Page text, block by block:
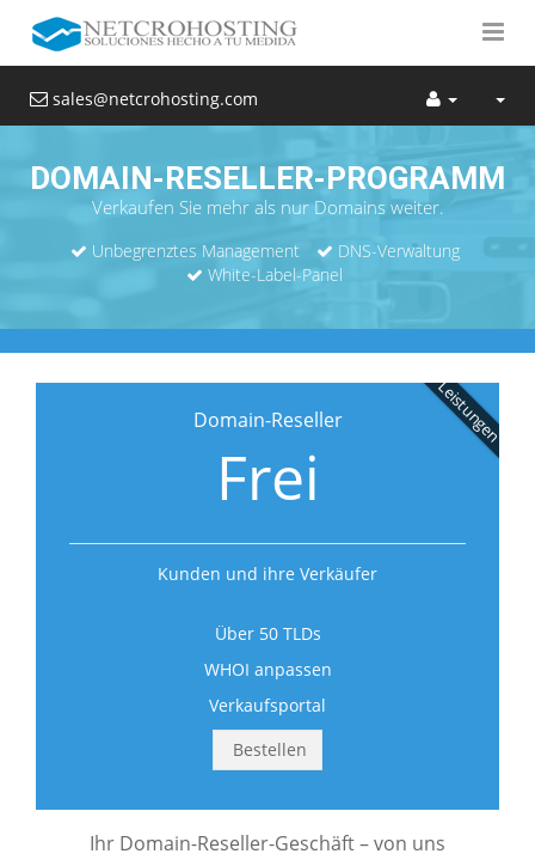
sales@netcrohosting.com
DOMAIN-RESELLER-PROGRAMM
Verkaufen Sie mehr als nur Domains weiter.
Unbegrenztes Management
DNS-Verwaltung
White-Label-Panel
Domain-Reseller
Frei
Kunden und ihre Verkäufer
Über 50 TLDs
WHOI anpassen
Verkaufsportal
Bestellen
Leistungen
Ihr Domain-Reseller-Geschäft – von uns